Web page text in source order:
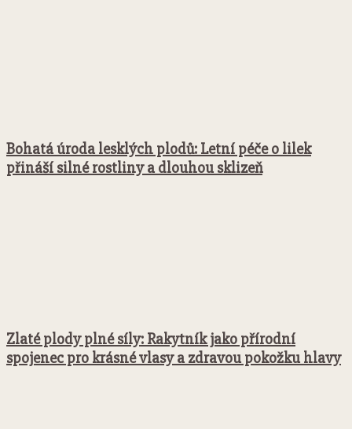
Bohatá úroda lesklých plodů: Letní péče o lilek
přináší silné rostliny a dlouhou sklizeň
Zlaté plody plné síly: Rakytník jako přírodní
spojenec pro krásné vlasy a zdravou pokožku hlavy